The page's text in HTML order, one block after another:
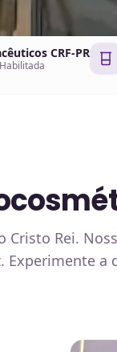
CRF-PR
Rei.
Experimente